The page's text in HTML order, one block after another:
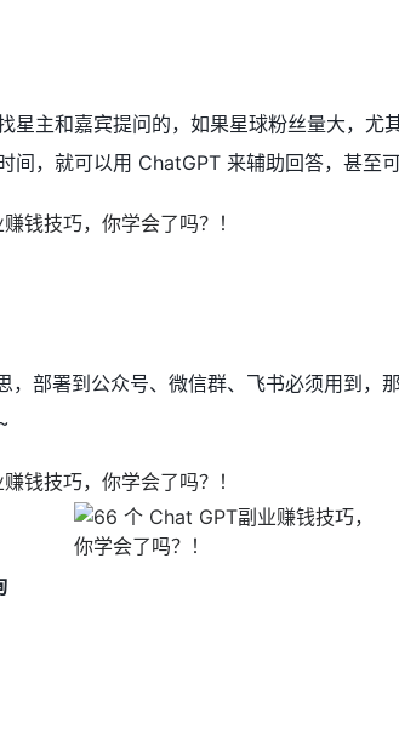
星主和嘉宾提问的，如果星球粉丝量大，尤
间，就可以用 ChatGPT 来辅助回答，甚至
，部署到公众号、微信群、飞书必须用到，